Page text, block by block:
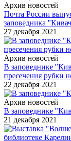
Архив новостей
Почта России
заповедника
27 декабря 2021
Архив новостей
В заповеднике
пресечения рубки
22 декабря 2021
Архив новостей
В заповеднике
21 декабря 2021